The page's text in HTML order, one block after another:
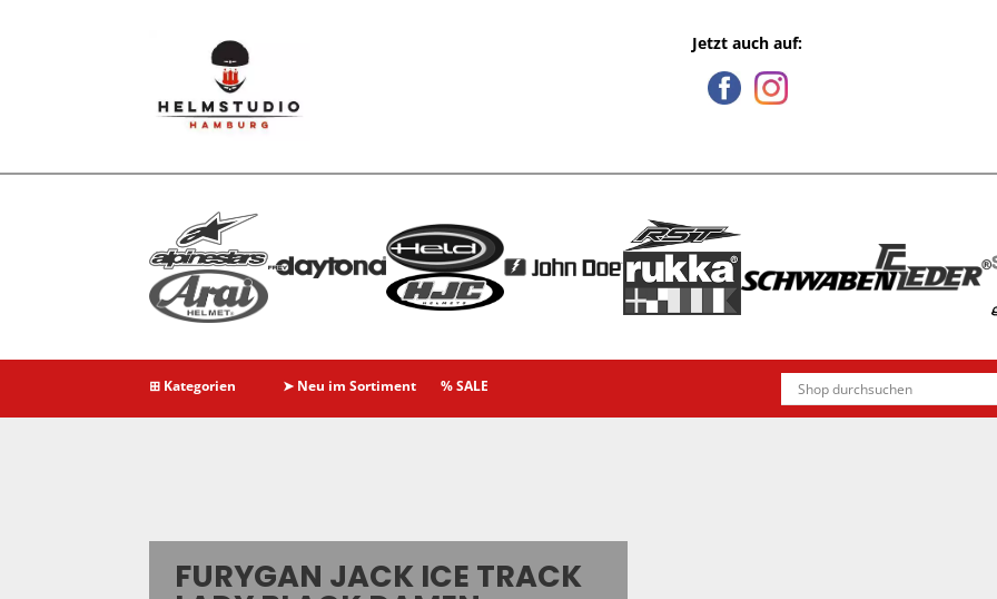
Jetzt auch auf:
⊞ Kategorien ➤ Neu im Sortiment % SALE
FURYGAN JACK ICE TRACK